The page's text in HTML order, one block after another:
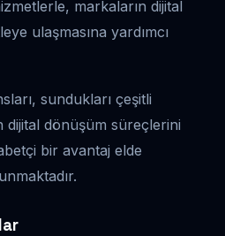
markaların dijital
ulaşmasına yardımcı
sundukları çeşitli
dijital dönüşüm süreçlerini
bir avantaj elde